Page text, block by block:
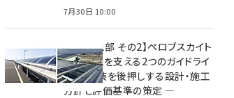
7月30日 10:00
特集【第1部 その2】ペロブスカイト
太陽電池を支える2つのガイドライ
ン ― 実装を後押しする設計・施工
方針と評価基準の策定 ―